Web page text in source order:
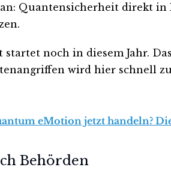
Quantensicherheit direkt
noch in diesem Jahr.
wird hier schnell
eMotion jetzt handeln?
Behörden